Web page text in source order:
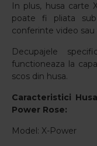
In plus, husa carte
poate fi pliata
conferinte video sau
Decupajele
functioneaza la
scos din husa.
Caracteristici
Power Rose:
Model: X-Power